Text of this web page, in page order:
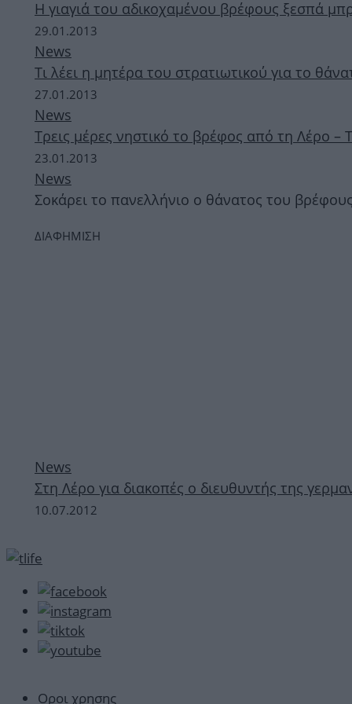
Η γιαγιά του αδικοχαμένου βρέφους ξεσπά
29.01.2013
News
Τι λέει η μητέρα του στρατιωτικού για το
27.01.2013
News
Τρεις μέρες νηστικό το βρέφος από τη Λέρο –
23.01.2013
News
Σοκάρει το πανελλήνιο ο θάνατος του
ΔΙΑΦΗΜΙΣΗ
News
Στη Λέρο για διακοπές ο διευθυντής της
10.07.2012
Οροι χρησης